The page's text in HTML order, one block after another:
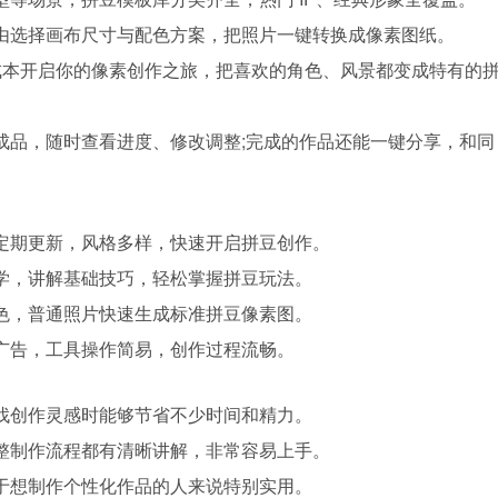
择画布尺寸与配色方案，把照片一键转换成像素图纸。
开启你的像素创作之旅，把喜欢的角色、风景都变成特有的
，随时查看进度、修改调整;完成的作品还能一键分享，和同
更新，风格多样，快速开启拼豆创作。
讲解基础技巧，轻松掌握拼豆玩法。
普通照片快速生成标准拼豆像素图。
，工具操作简易，创作过程流畅。
作灵感时能够节省不少时间和精力。
作流程都有清晰讲解，非常容易上手。
制作个性化作品的人来说特别实用。